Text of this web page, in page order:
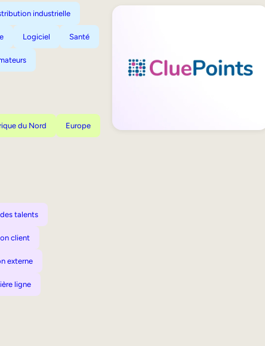
industrielle
Logiciel Santé
du Nord Europe
talents
client
externe
ligne